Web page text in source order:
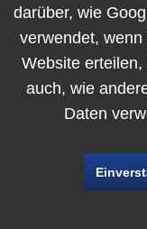
darüber, wie
verwendet,
Website
auch, wie
Daten